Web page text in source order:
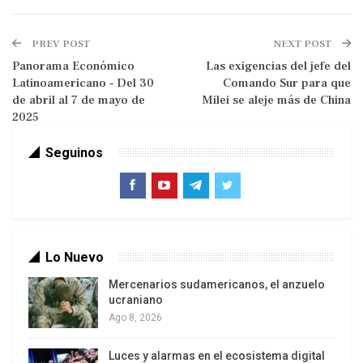
Arévalo en una conferencia de prensa dada este
mediodía y respaldado por la vicepresidenta, sus
ministros y varias autoridades indígenas.
PREV POST
Panorama Económico
Latinoamericano – Del 30
de abril al 7 de mayo de
2025
NEXT POST
Las exigencias del jefe del
Comando Sur para que
Milei se aleje más de China
Seguinos
Lo Nuevo
Mercenarios sudamericanos, el anzuelo
ucraniano
Ago 8, 2026
Luces y alarmas en el ecosistema digital